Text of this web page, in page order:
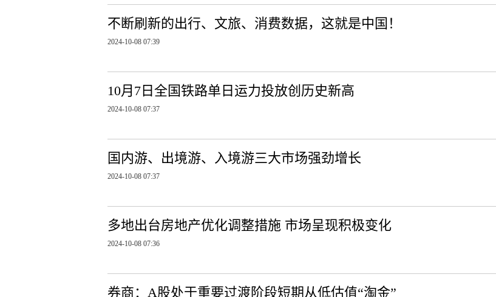
不断刷新的出行、文旅、消费数据，这就是中国！
2024-10-08 07:39
10月7日全国铁路单日运力投放创历史新高
2024-10-08 07:37
国内游、出境游、入境游三大市场强劲增长
2024-10-08 07:37
多地出台房地产优化调整措施 市场呈现积极变化
2024-10-08 07:36
券商：A股处于重要过渡阶段短期从低估值“淘金”